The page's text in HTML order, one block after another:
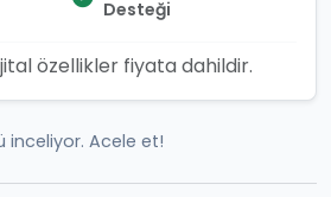
Desteği
özellikler fiyata dahildir.
inceliyor. Acele et!